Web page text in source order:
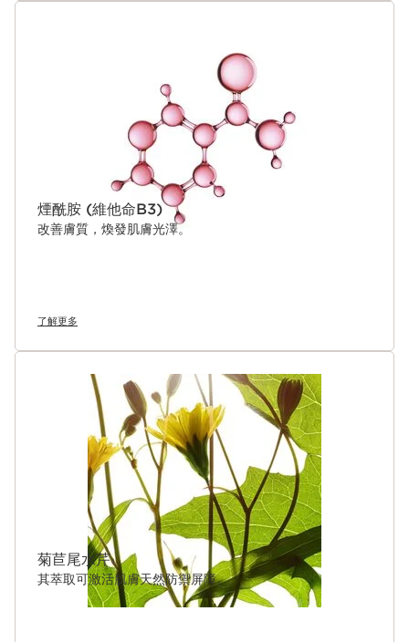
煙酰胺 (維他命B3)
改善膚質，煥發肌膚光澤。
了解更多
菊苣尾水芹
其萃取可激活肌膚天然防禦屏障。